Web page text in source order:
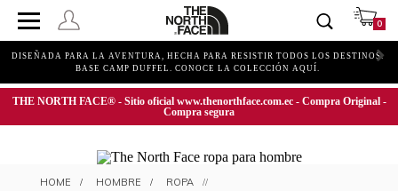
0
DISEÑADA PARA LA AVENTURA, HECHA PARA RESISTIR TODOS LOS DESTINOS.
BASE CAMP DUFFEL. CONOCE LA COLECCIÓN AQUÍ.
THE NORTH FACE® - Sitio oficial www.thenorthface.com.ec - Compra Original -
Compra segura
CAMISAS Y POLOS PARA HOMBRE
HOMBRE
ROPA